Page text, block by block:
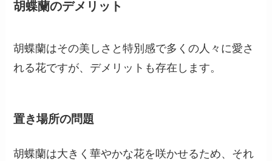
胡蝶蘭のデメリット
胡蝶蘭はその美しさと特別感で多くの人々に愛さ
れる花ですが、デメリットも存在します。
置き場所の問題
胡蝶蘭は大きく華やかな花を咲かせるため、それ